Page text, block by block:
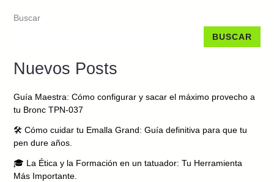
Buscar
BUSCAR
Nuevos Posts
Guía Maestra: Cómo configurar y sacar el máximo provecho a
tu Bronc TPN-037
🛠️ Cómo cuidar tu Emalla Grand: Guía definitiva para que tu
pen dure años.
🎓 La Ética y la Formación en un tatuador: Tu Herramienta
Más Importante.